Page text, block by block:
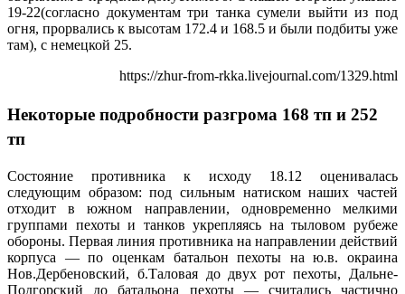
19-22(согласно документам три танка сумели выйти из под
огня, прорвались к высотам 172.4 и 168.5 и были подбиты уже
там), с немецкой 25.
https://zhur-from-rkka.livejournal.com/1329.html
Некоторые подробности разгрома 168 тп и 252
тп
Состояние противника к исходу 18.12 оценивалась
следующим образом: под сильным натиском наших частей
отходит в южном направлении, одновременно мелкими
группами пехоты и танков укрепляясь на тыловом рубеже
обороны. Первая линия противника на направлении действий
корпуса — по оценкам батальон пехоты на ю.в. окраина
Нов.Дербеновский, б.Таловая до двух рот пехоты, Дальне-
Подгорский до батальона пехоты — считались частично